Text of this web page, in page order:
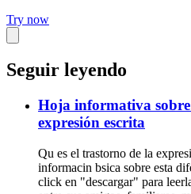
Try now
Seguir leyendo
Hoja informativa
expresión escrita
Qu es el trastorno de la
informacin bsica sobre esta
click en "descargar" para